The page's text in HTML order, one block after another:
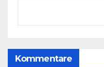
Kommentare